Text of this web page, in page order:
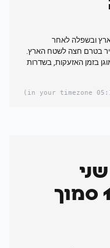
ובשפלה לאחר
בטרם חצה לשטח הארץ.
בזמן האזעקות, בשדרות
נתיבים בכביש 1 סמוך